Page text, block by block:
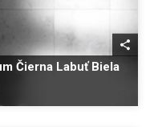
Čierna Labuť Biela